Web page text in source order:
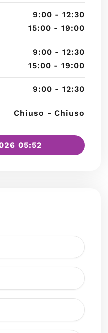
9:00 - 12:30
15:00 - 19:00
9:00 - 12:30
15:00 - 19:00
9:00 - 12:30
Chiuso - Chiuso
05:52